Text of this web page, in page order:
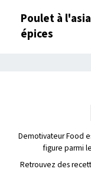
Poulet à
épices
Demotivateur Food
figure parmi
Retrouvez des